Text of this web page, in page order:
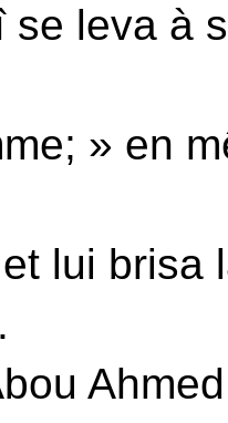
se leva à
» en
lui brisa